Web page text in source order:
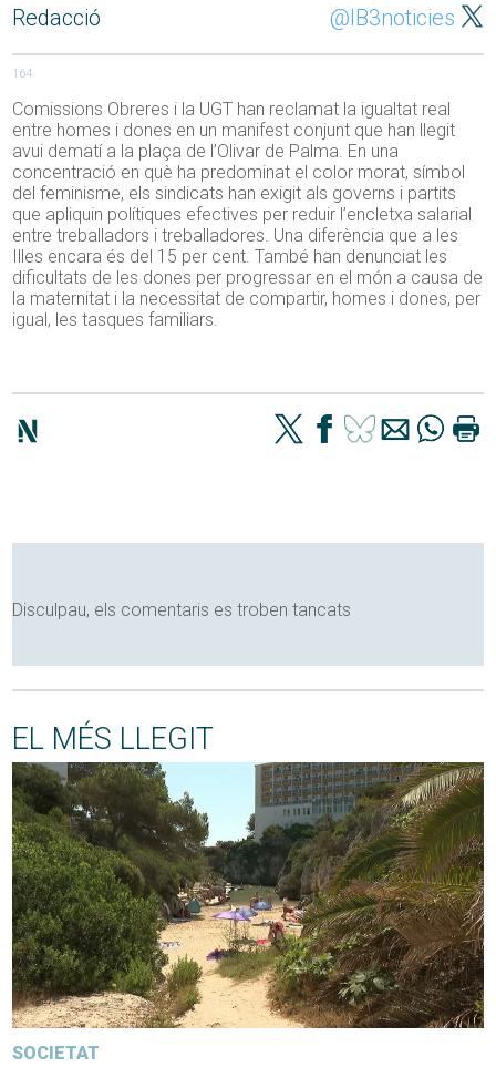
Redacció @IB3noticies
164
Comissions Obreres i la UGT han reclamat la igualtat real
entre homes i dones en un manifest conjunt que han llegit
avui dematí a la plaça de l’Olivar de Palma. En una
concentració en què ha predominat el color morat, símbol
del feminisme, els sindicats han exigit als governs i partits
que apliquin polítiques efectives per reduir l’encletxa salarial
entre treballadors i treballadores. Una diferència que a les
Illes encara és del 15 per cent. També han denunciat les
dificultats de les dones per progressar en el món a causa de
la maternitat i la necessitat de compartir, homes i dones, per
igual, les tasques familiars.
Disculpau, els comentaris es troben tancats
EL MÉS LLEGIT
SOCIETAT